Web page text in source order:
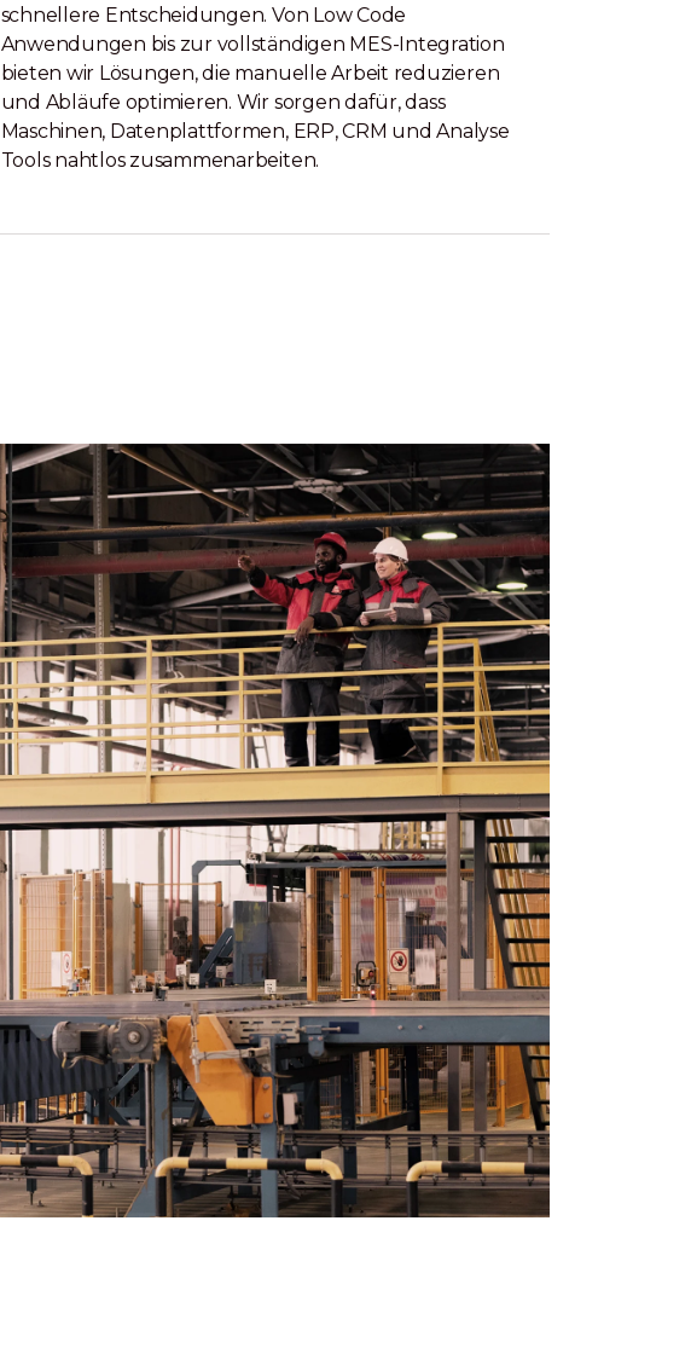
schnellere Entscheidungen. Von Low Code
Anwendungen bis zur vollständigen MES-Integration
bieten wir Lösungen, die manuelle Arbeit reduzieren
und Abläufe optimieren. Wir sorgen dafür, dass
Maschinen, Datenplattformen, ERP, CRM und Analyse
Tools nahtlos zusammenarbeiten.